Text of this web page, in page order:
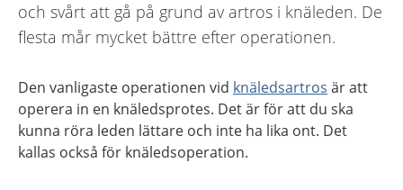
och svårt att gå på grund av artros i knäleden. De
flesta mår mycket bättre efter operationen.
Den vanligaste operationen vid knäledsartros är att
operera in en knäledsprotes. Det är för att du ska
kunna röra leden lättare och inte ha lika ont. Det
kallas också för knäledsoperation.